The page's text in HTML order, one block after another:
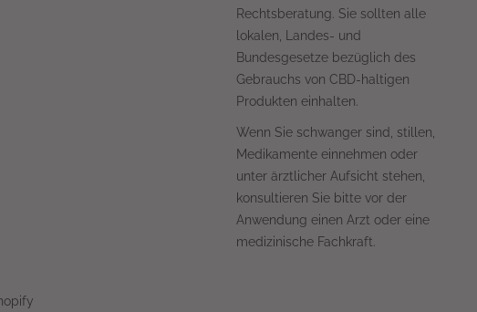
Rechtsberatung. Sie sollten alle
lokalen, Landes- und
Bundesgesetze bezüglich des
Gebrauchs von CBD-haltigen
Produkten einhalten.
Wenn Sie schwanger sind, stillen,
Medikamente einnehmen oder
unter ärztlicher Aufsicht stehen,
konsultieren Sie bitte vor der
Anwendung einen Arzt oder eine
medizinische Fachkraft.